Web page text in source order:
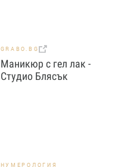
GRABO.BG
Маникюр с гел лак -
Студио Блясък
НУМЕРОЛОГИЯ